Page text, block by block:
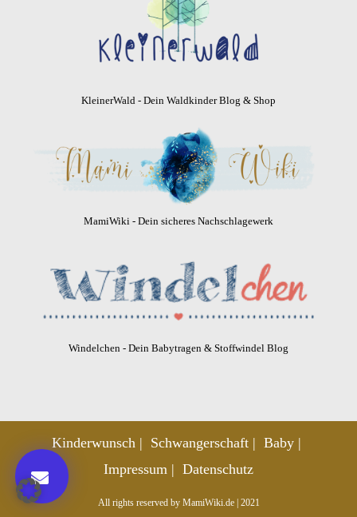
KleinerWald - Dein Waldkinder Blog & Shop
MamiWiki - Dein sicheres Nachschlagewerk
Windelchen - Dein Babytragen & Stoffwindel Blog
Kinderwunsch Schwangerschaft
Baby
Impressum
Datenschutz
All rights reserved by MamiWiki.de | 2021